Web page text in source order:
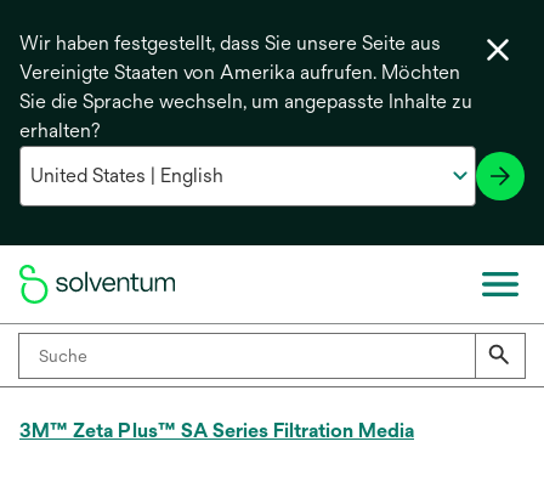
Wir haben festgestellt, dass Sie unsere Seite aus
Vereinigte Staaten von Amerika aufrufen. Möchten
Sie die Sprache wechseln, um angepasste Inhalte zu
erhalten?
3M™ Zeta Plus™ SA Series Filtration Media